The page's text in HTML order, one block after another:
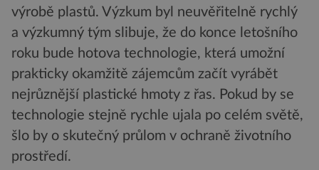
výrobě plastů. Výzkum byl neuvěřitelně rychlý
a výzkumný tým slibuje, že do konce letošního
roku bude hotova technologie, která umožní
prakticky okamžitě zájemcům začít vyrábět
nejrůznější plastické hmoty z řas. Pokud by se
technologie stejně rychle ujala po celém světě,
šlo by o skutečný průlom v ochraně životního
prostředí.